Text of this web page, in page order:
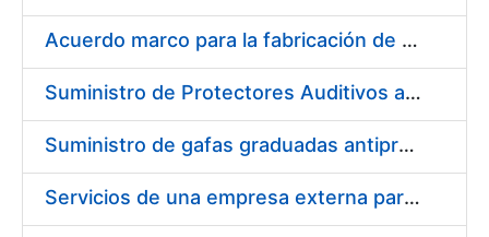
Show/Hide
Acuerdo marco para la fabricación de piezas
Suministro de Protectores Auditivos a medida para las personas trabajadoras de los Centros de Trabajo de Madrid y Burgos
Suministro de gafas graduadas antiproyecciones para los trabajadores de la FNMT-RCM en los centros de trabajo de Madrid y Burgos
Servicios de una empresa externa para el asesoramiento y resolución de los recursos de alzada que se presentan relacionados con procesos de selección para la FNMT-RCM